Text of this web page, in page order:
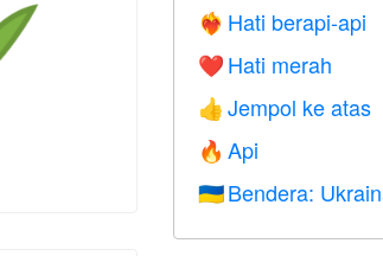
❤️‍🔥 Hati berapi-api
❤️ Hati merah
👍 Jempol ke atas
🔥 Api
🇺🇦 Bendera: